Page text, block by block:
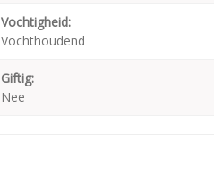
Vochtigheid:
Vochthoudend
Giftig:
Nee